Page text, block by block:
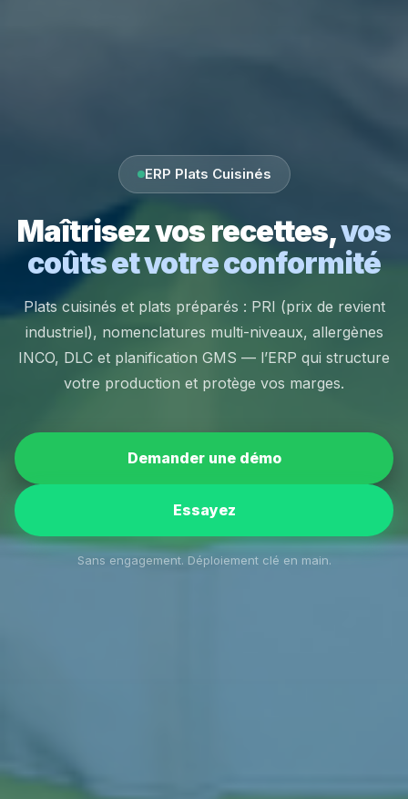
ERP Plats Cuisinés
Maîtrisez vos recettes,vos
coûts et votre conformité
Plats cuisinés et plats préparés : PRI (prix de revient
industriel), nomenclatures multi-niveaux, allergènes
INCO, DLC et planification GMS — l’ERP qui structure
votre production et protège vos marges.
Demander une démo
Essayez
Sans engagement. Déploiement clé en main.